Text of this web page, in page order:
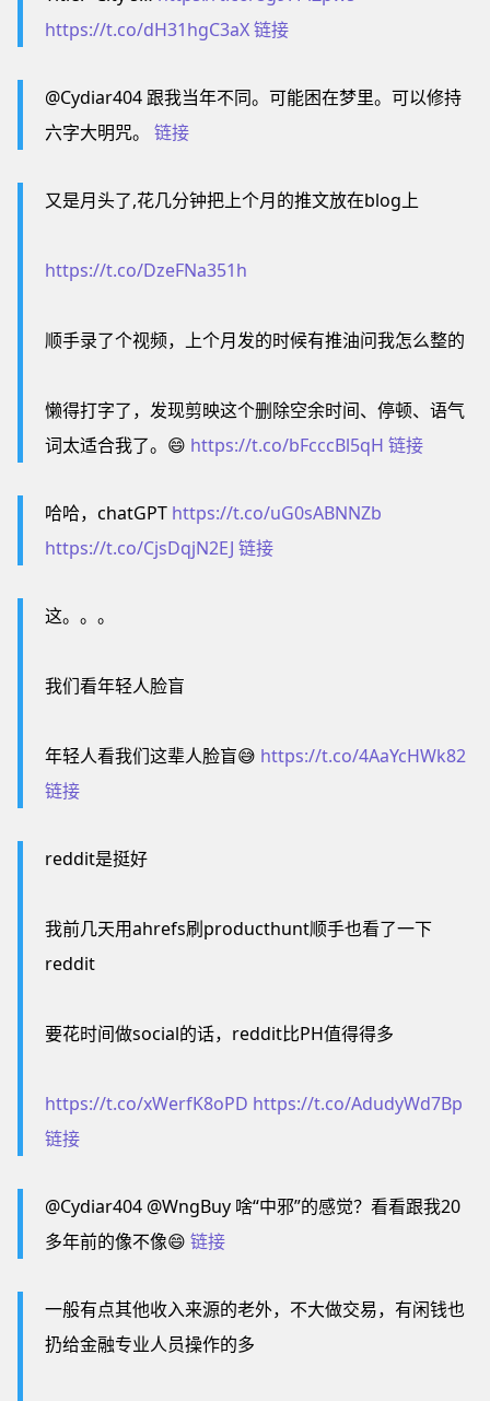
https://t.co/dH31hgC3aX链接
@Cydiar404 跟我当年不同。可能困在梦里。可以修持
六字大明咒。 链接
又是月头了,花几分钟把上个月的推文放在blog上
https://t.co/DzeFNa351h
顺手录了个视频，上个月发的时候有推油问我怎么整的
懒得打字了，发现剪映这个删除空余时间、停顿、语气
词太适合我了。😄 https://t.co/bFcccBl5qH 链接
哈哈，chatGPT https://t.co/uG0sABNNZb
https://t.co/CjsDqjN2EJ 链接
这。。。
我们看年轻人脸盲
年轻人看我们这辈人脸盲😅 https://t.co/4AaYcHWk82
链接
reddit是挺好
我前几天用ahrefs刷producthunt顺手也看了一下
reddit
要花时间做social的话，reddit比PH值得得多
https://t.co/xWerfK8oPD https://t.co/AdudyWd7Bp
链接
@Cydiar404 @WngBuy 啥“中邪”的感觉？看看跟我20
多年前的像不像😄 链接
一般有点其他收入来源的老外，不大做交易，有闲钱也
扔给金融专业人员操作的多